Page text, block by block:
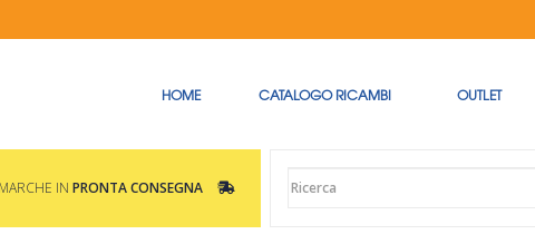
HOME CATALOGO RICAMBI OUTLET
IN PRONTA CONSEGNA